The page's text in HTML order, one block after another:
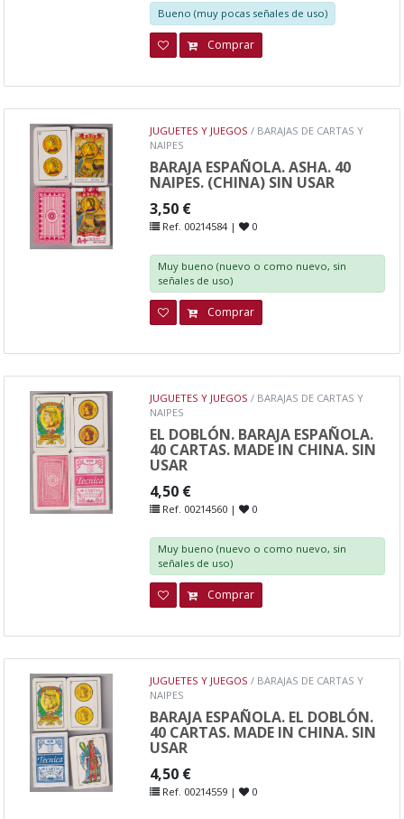
Bueno (muy pocas señales de uso)
Comprar
JUGUETES Y JUEGOS / BARAJAS DE CARTAS Y
NAIPES
BARAJA ESPAÑOLA. ASHA. 40
NAIPES. (CHINA) SIN USAR
3,50 €
Ref. 00214584 | 0
Muy bueno (nuevo o como nuevo, sin
señales de uso)
Comprar
JUGUETES Y JUEGOS / BARAJAS DE CARTAS Y
NAIPES
EL DOBLÓN. BARAJA ESPAÑOLA.
40 CARTAS. MADE IN CHINA. SIN
USAR
4,50 €
Ref. 00214560 | 0
Muy bueno (nuevo o como nuevo, sin
señales de uso)
Comprar
JUGUETES Y JUEGOS / BARAJAS DE CARTAS Y
NAIPES
BARAJA ESPAÑOLA. EL DOBLÓN.
40 CARTAS. MADE IN CHINA. SIN
USAR
4,50 €
Ref. 00214559 | 0